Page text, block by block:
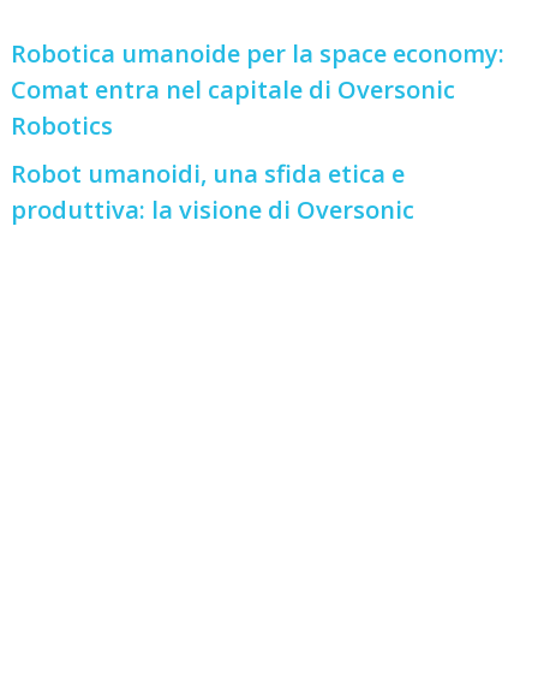
Robotica umanoide per la space economy:
Comat entra nel capitale di Oversonic
Robotics
Robot umanoidi, una sfida etica e
produttiva: la visione di Oversonic